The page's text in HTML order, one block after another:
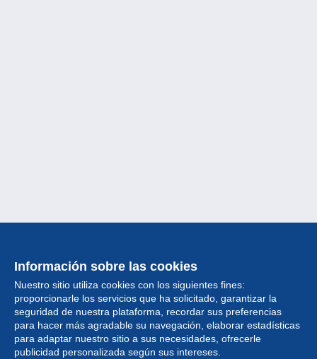
Información sobre las cookies
Nuestro sitio utiliza cookies con los siguientes fines:
proporcionarle los servicios que ha solicitado, garantizar la
seguridad de nuestra plataforma, recordar sus preferencias
para hacer más agradable su navegación, elaborar estadísticas
para adaptar nuestro sitio a sus necesidades, ofrecerle
publicidad personalizada según sus intereses.
Colección